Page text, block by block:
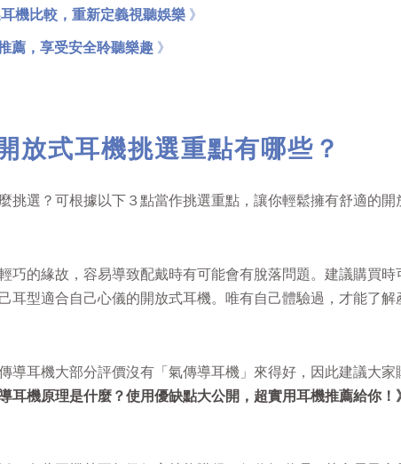
機比較，重新定義視聽娛樂 》
薦，享受安全聆聽樂趣 》
放式耳機挑選重點有哪些？
選？可根據以下３點當作挑選重點，讓你輕鬆擁有舒適的開
巧的緣故，容易導致配戴時有可能會有脫落問題。建議購買
型適合自己心儀的開放式耳機。唯有自己體驗過，才能了解
導耳機大部分評價沒有「氣傳導耳機」來得好，因此建議大
導耳機原理是什麼？使用優缺點大公開，超實用耳機推薦給你！